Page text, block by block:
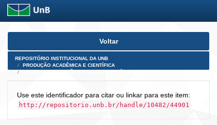
Skip
Voltar
REPOSITÓRIO INSTITUCIONAL DA UNB
PRODUÇÃO ACADÊMICA E CIENTÍFICA
Use este identificador para citar ou linkar para este item:
http://repositorio.unb.br/handle/10482/44901